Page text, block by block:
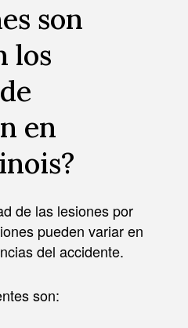
son
los
en
de las lesiones por
pueden variar en
del accidente.
son: